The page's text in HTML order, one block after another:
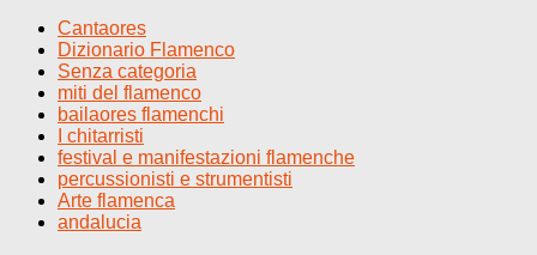
Cantaores
Dizionario Flamenco
Senza categoria
miti del flamenco
bailaores flamenchi
I chitarristi
festival e manifestazioni flamenche
percussionisti e strumentisti
Arte flamenca
andalucia